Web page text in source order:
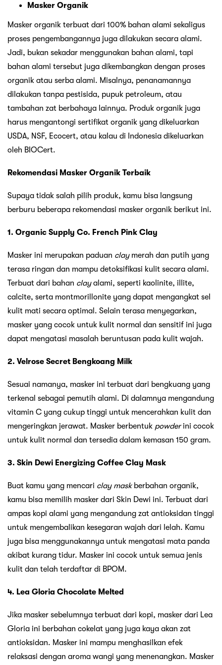
Masker Organik
Masker organik terbuat dari 100% bahan alami sekaligus
proses pengembangannya juga dilakukan secara alami.
Jadi, bukan sekadar menggunakan bahan alami, tapi
bahan alami tersebut juga dikembangkan dengan proses
organik atau serba alami. Misalnya, penanamannya
dilakukan tanpa pestisida, pupuk petroleum, atau
tambahan zat berbahaya lainnya. Produk organik juga
harus mengantongi sertifikat organik yang dikeluarkan
USDA, NSF, Ecocert, atau kalau di Indonesia dikeluarkan
oleh BIOCert.
Rekomendasi Masker Organik Terbaik
Supaya tidak salah pilih produk, kamu bisa langsung
berburu beberapa rekomendasi masker organik berikut ini.
1. Organic Supply Co. French Pink Clay
Masker ini merupakan paduan clay merah dan putih yang
terasa ringan dan mampu detoksifikasi kulit secara alami.
Terbuat dari bahan clayalami, seperti kaolinite, illite,
calcite, serta montmorillonite yang dapat mengangkat sel
kulit mati secara optimal. Selain terasa menyegarkan,
masker yang cocok untuk kulit normal dan sensitif ini juga
dapat mengatasi masalah beruntusan pada kulit wajah.
2. Velrose Secret Bengkoang Milk
Sesuai namanya, masker ini terbuat dari bengkuang yang
terkenal sebagai pemutih alami. Di dalamnya mengandung
vitamin C yang cukup tinggi untuk mencerahkan kulit dan
mengeringkan jerawat. Masker berbentuk powderini cocok
untuk kulit normal dan tersedia dalam kemasan 150 gram.
3. Skin Dewi Energizing Coffee Clay Mask
Buat kamu yang mencari clay mask berbahan organik,
kamu bisa memilih masker dari Skin Dewi ini. Terbuat dari
ampas kopi alami yang mengandung zat antioksidan tinggi
untuk mengembalikan kesegaran wajah dari lelah. Kamu
juga bisa menggunakannya untuk mengatasi mata panda
akibat kurang tidur. Masker ini cocok untuk semua jenis
kulit dan telah terdaftar di BPOM.
4. Lea Gloria Chocolate Melted
Jika masker sebelumnya terbuat dari kopi, masker dari Lea
Gloria ini berbahan cokelat yang juga kaya akan zat
antioksidan. Masker ini mampu menghasilkan efek
relaksasi dengan aroma wangi yang menenangkan. Masker